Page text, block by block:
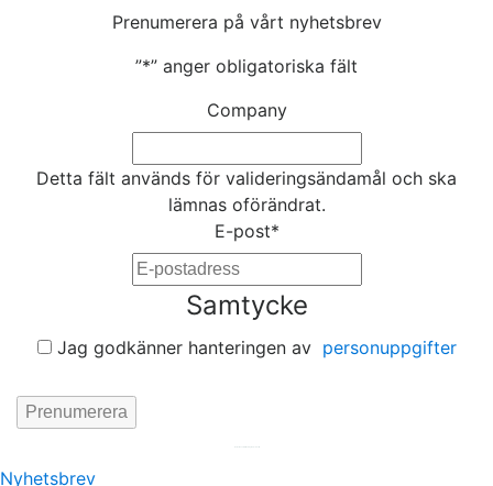
Prenumerera på vårt nyhetsbrev
”*” anger obligatoriska fält
Company
Detta fält används för valideringsändamål och ska
lämnas oförändrat.
E-post*
Samtycke
Jag godkänner hanteringen av personuppgifter
Nyhetsbrev